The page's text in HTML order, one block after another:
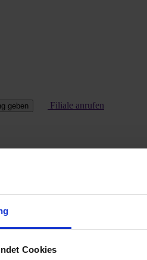
Cookies
geben Filiale anrufen